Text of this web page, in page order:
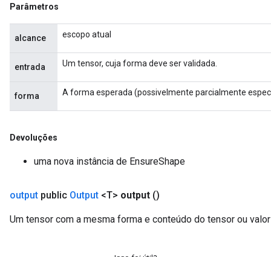
Parâmetros
alcance escopo atual
entrada Um tensor, cuja forma deve ser validada.
forma A forma esperada (possivelmente parcialmente
Devoluções
uma nova instância de EnsureShape
output public Output <T> output ()
Um tensor com a mesma forma e conteúdo do tensor ou